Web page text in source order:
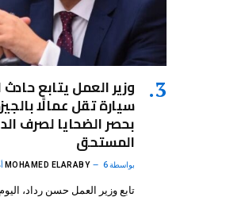
وزير العمل يتابع حادث
سيارة تقل عمالًا
بحصر الضحايا لصرف
المستحق
بواسطة MOHAMED ELARABY 6 أغسطس، 2026
تابع وزير العمل حسن رداد،